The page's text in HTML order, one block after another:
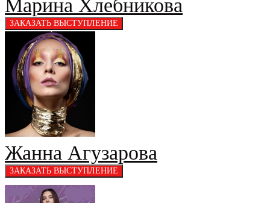
Марина Хлебникова
Жанна Агузарова